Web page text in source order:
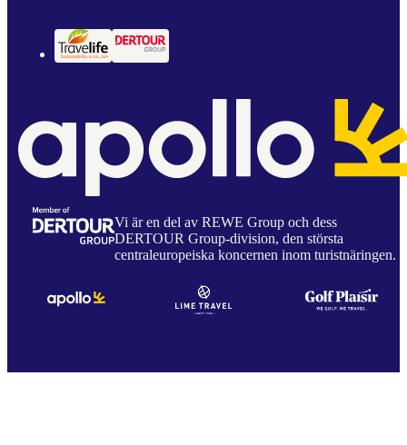
Vi är en del av REWE Group och dess
DERTOUR Group-division, den största
centraleuropeiska koncernen inom turistnäringen.